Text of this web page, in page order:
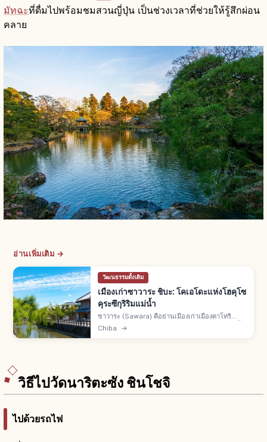
มัทฉะที่ดื่มไปพร้อมชมสวนญี่ปุ่น เป็นช่วงเวลาที่ช่วยให้รู้สึกผ่อน
คลาย
อ่านเพิ่มเติม →
วัฒนธรรมดั้งเดิม
เมืองเก่าซาวาระ ชิบะ: โคเอโดะแห่งโฮคุโซ
คุระซึกุริริมแม่น้ำ
ซาวาระ (Sawara) คือย่านเมืองเก่าเมืองคาโทริ
จ.ชิบะ โคเอโดะแห่งโฮคุโซ รุ่งเรืองด้วยขนส่งทางน้ำ
Chiba →
วิธีไปวัดนาริตะซัง ชินโชจิ
ไปด้วยรถไฟ